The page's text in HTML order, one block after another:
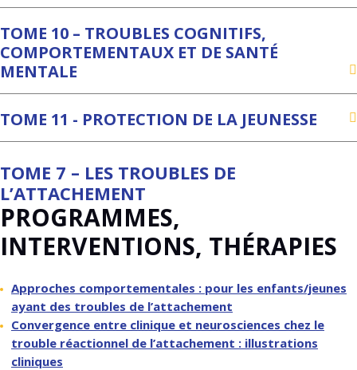
TOME 10 – TROUBLES COGNITIFS,
COMPORTEMENTAUX ET DE SANTÉ
MENTALE
TOME 11 - PROTECTION DE LA JEUNESSE
TOME 7 – LES TROUBLES DE
L’ATTACHEMENT
PROGRAMMES,
INTERVENTIONS, THÉRAPIES
Approches comportementales : pour les enfants/jeunes
ayant des troubles de l’attachement
Convergence entre clinique et neurosciences chez le
trouble réactionnel de l’attachement : illustrations
cliniques